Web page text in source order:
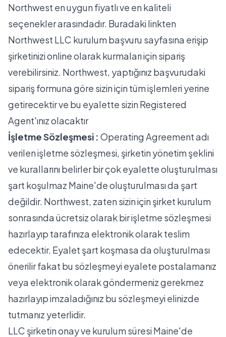
Northwest en uygun fiyatlı ve en kaliteli
seçenekler arasındadır. Buradakilinkten
Northwest LLC kurulum başvuru sayfasına erişip
şirketinizi online olarak kurmaları için sipariş
verebilirsiniz. Northwest, yaptığınız başvurudaki
sipariş formuna göre sizin için tüm işlemleri yerine
getirecektir ve bu eyalette sizin Registered
Agent'ınız olacaktır
İşletme Sözleşmesi : Operating Agreement adı
verilen işletme sözleşmesi, şirketin yönetim şeklini
ve kurallarını belirler bir çok eyalette oluşturulması
şart koşulmaz Maine'de oluşturulması da şart
değildir. Northwest, zaten sizin için şirket kurulum
sonrasında ücretsiz olarak bir işletme sözleşmesi
hazırlayıp tarafınıza elektronik olarak teslim
edecektir. Eyalet şart koşmasa da oluşturulması
önerilir fakat bu sözleşmeyi eyalete postalamanız
veya elektronik olarak göndermeniz gerekmez
hazırlayıp imzaladığınız bu sözleşmeyi elinizde
tutmanız yeterlidir.
LLC şirketin onay ve kurulum süresi Maine'de